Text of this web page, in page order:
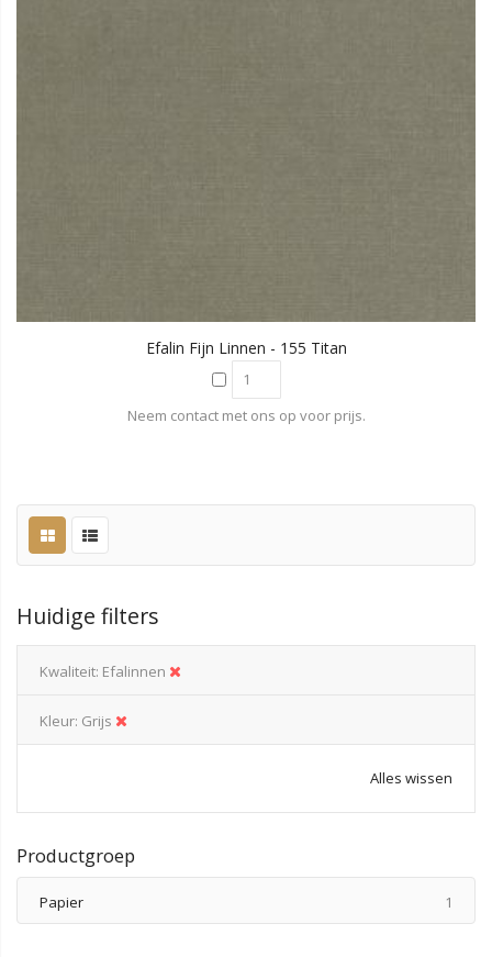
Efalin Fijn Linnen - 155 Titan
Neem contact met ons op voor prijs.
Huidige filters
Kwaliteit Efalinnen
Kleur Grijs
Alles wissen
Productgroep
Papier 1